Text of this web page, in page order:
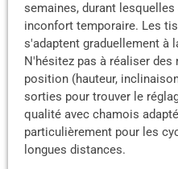
semaines, durant
inconfort temporaire. Les
s'adaptent graduellement à
N'hésitez pas à réaliser
position (hauteur,
sorties pour trouver le
qualité avec chamois
particulièrement pour les
longues distances.